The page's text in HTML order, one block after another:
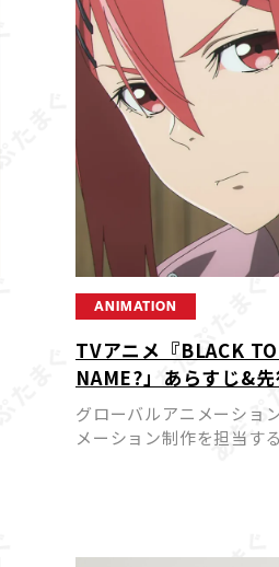
ANIMATION
TVアニメ『BLACK
NAME?」あらすじ&
一華と弐郎・羅睺が一
グローバルアニメーショ
メーション制作を担当す